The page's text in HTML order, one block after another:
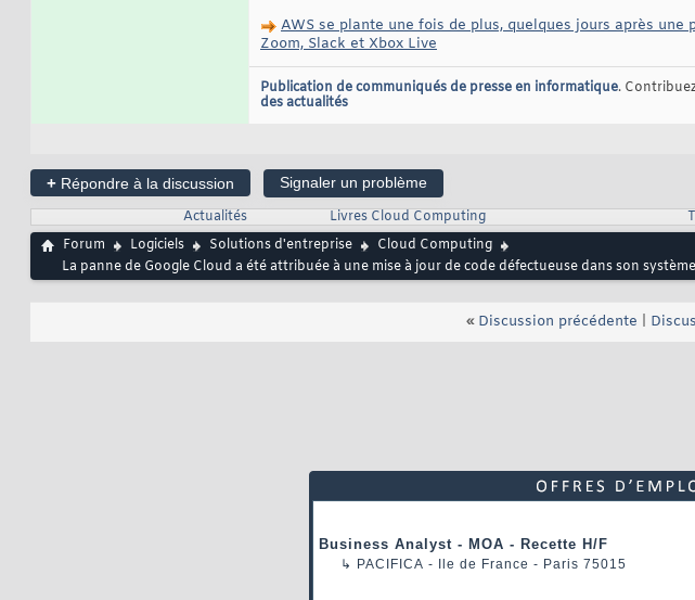
AWS se plante une fois de plus, quelques jours après
Zoom, Slack et Xbox Live
Publication de communiqués de presse en informatique.
des actualités
+ Répondre à la discussion
Signaler un problème
Actualités
Livres Cloud Computing
Forum
Logiciels Solutions d'entreprise
Cloud Computing
La panne de Google Cloud a été attribuée à une mise à jour de code défectueuse dans son
« Discussion précédente
Business Analyst - MOA - Recette H/F
↳ PACIFICA - Ile de France - Paris 75015